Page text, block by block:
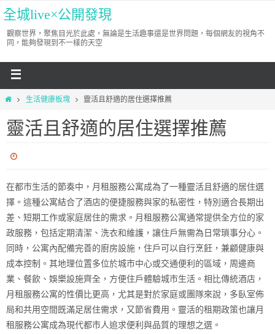
全城live×公開發現
觀察世界，聚焦目光於此處，無論是生活趣事還是世界問題，每個網友的視角不
同，能夠發現到不一樣的天空
生活健康板塊 靈活且舒適的居住選擇推薦
靈活且舒適的居住選擇推薦
在都市生活的節奏中，月租服務公寓成為了一種靈活且舒適的居住選
擇。這種公寓結合了酒店的便捷服務與家的私密性，特別適合長期出
差、短期工作或家庭居住的需求。月租服務公寓通常提供全方位的家
政服務，包括定期清潔、洗衣和維護，讓住戶無需為日常瑣事分心。
同時，公寓內配備完善的廚房設施，住戶可以自行烹飪，兼顧健康與
成本控制。其地理位置多位於城市中心或交通便利的區域，周邊商
業、餐飲、娛樂設施齊全，方便住戶體驗城市生活。相比傳統酒店，
月租服務公寓的性價比更高，尤其是對於家庭或團隊來說，多臥室佈
局和共用空間既滿足居住需求，又節省費用。靈活的租期政策也讓月
租服務公寓成為現代都市人追求便利與品質的理想之選。